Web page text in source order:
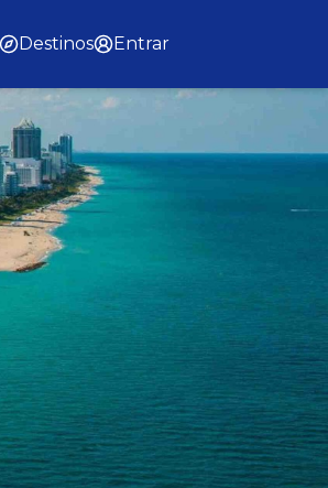
Destinos Entrar